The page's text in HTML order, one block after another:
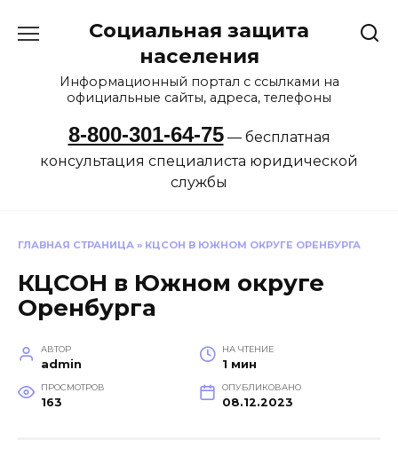
Социальная защита
населения
Информационный портал с ссылками на
официальные сайты, адреса, телефоны
8-800-301-64-75— бесплатная
консультация специалиста юридической
службы
ГЛАВНАЯ СТРАНИЦА » КЦСОН В ЮЖНОМ ОКРУГЕ ОРЕНБУРГА
КЦСОН в Южном округе
Оренбурга
АВТОР
admin
НА ЧТЕНИЕ
1 мин
ПРОСМОТРОВ
163
ОПУБЛИКОВАНО
08.12.2023